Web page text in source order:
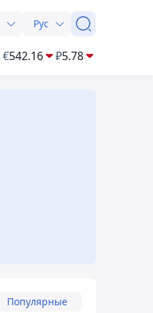
Рус
€542.16 ₽5.78
Популярные